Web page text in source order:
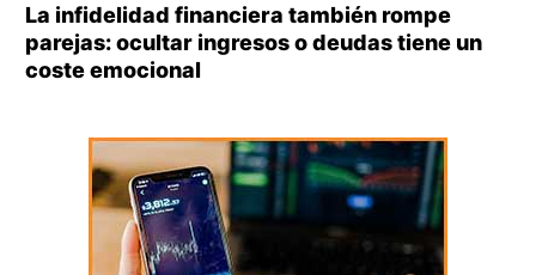
La infidelidad financiera también rompe
parejas: ocultar ingresos o deudas tiene un
coste emocional